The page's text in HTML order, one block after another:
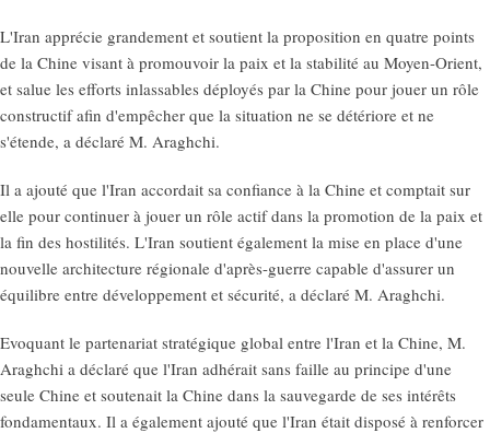
L'Iran apprécie grandement et soutient la proposition en quatre points
de la Chine visant à promouvoir la paix et la stabilité au Moyen-Orient,
et salue les efforts inlassables déployés par la Chine pour jouer un rôle
constructif afin d'empêcher que la situation ne se détériore et ne
s'étende, a déclaré M. Araghchi.
Il a ajouté que l'Iran accordait sa confiance à la Chine et comptait sur
elle pour continuer à jouer un rôle actif dans la promotion de la paix et
la fin des hostilités. L'Iran soutient également la mise en place d'une
nouvelle architecture régionale d'après-guerre capable d'assurer un
équilibre entre développement et sécurité, a déclaré M. Araghchi.
Evoquant le partenariat stratégique global entre l'Iran et la Chine, M.
Araghchi a déclaré que l'Iran adhérait sans faille au principe d'une
seule Chine et soutenait la Chine dans la sauvegarde de ses intérêts
fondamentaux. Il a également ajouté que l'Iran était disposé à renforcer